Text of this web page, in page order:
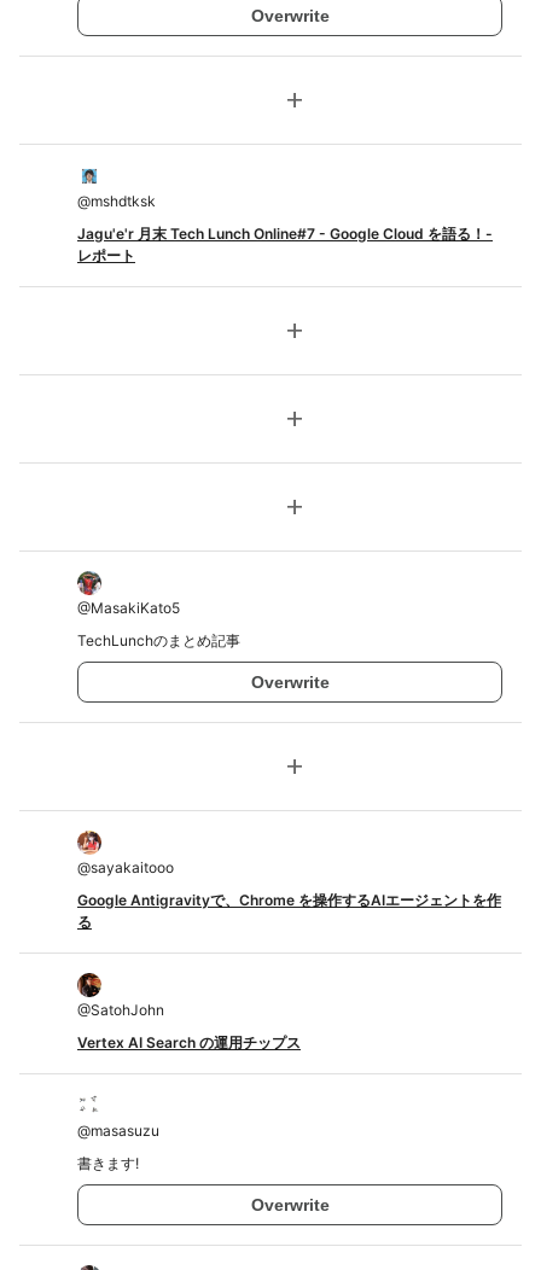
Overwrite
add
@mshdtksk
Jagu'e'r 月末 Tech Lunch Online#7 - Google Cloud を語る！-
レポート
add
add
add
@MasakiKato5
TechLunchのまとめ記事
Overwrite
add
@sayakaitooo
Google Antigravityで、Chrome を操作するAIエージェントを作
る
@SatohJohn
Vertex AI Search の運用チップス
@masasuzu
書きます!
Overwrite